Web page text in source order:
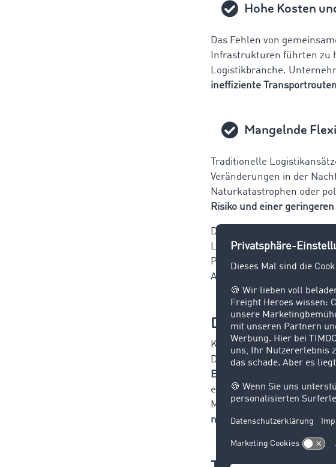
Hohe Kosten
Das Fehlen von
Infrastrukturen führten zu
Logistikbranche.
ineffiziente Transportrouten
Mangelnde
Traditionelle
Veränderungen in der
Naturkatastrophen oder
Risiko und einer geringeren
Die oben genannten
Logistikansätze
Paradigmenwechsel hin
Anforderungen gerecht zu
Die Vorteile von
Kooperationen bieten
Durch den Austausch von
Engpässe reduziert, die
ermöglichen
Marktumfeld und fördern
nutzenund sich so einen